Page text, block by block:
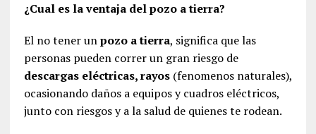
¿Cual es la ventaja del pozo a tierra?
El no tener unpozo a tierra, significa que las
personas pueden correr un gran riesgo de
descargas eléctricas, rayos(fenomenos naturales),
ocasionando daños a equipos y cuadros eléctricos,
junto con riesgos y a la salud de quienes te rodean.